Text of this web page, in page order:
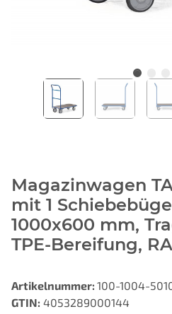
Magazinwagen
mit 1
1000x600 mm,
TPE-Bereifung,
Artikelnummer: 100-1004-
GTIN: 4053289000144